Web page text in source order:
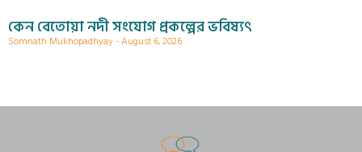
কেন বেতোয়া নদী সংযোগ প্রকল্পের ভবিষ্যৎ
Somnath Mukhopadhyay August 6, 2026